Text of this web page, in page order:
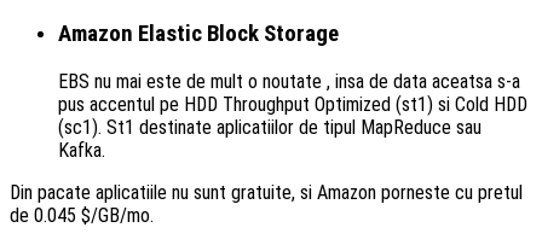
Amazon Elastic Block Storage
EBS nu mai este de mult o noutate , insa de data aceatsa s-a
pus accentul pe HDD Throughput Optimized (st1) si Cold HDD
(sc1). St1 destinate aplicatiilor de tipul MapReduce sau
Kafka.
Din pacate aplicatiile nu sunt gratuite, si Amazon porneste cu pretul
de 0.045 $/GB/mo.